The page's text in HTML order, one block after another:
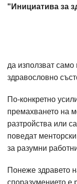
"Инициатива за
да използват
здравословно
По-конкретно
премахването на
разтройства или
поведат
за разумни
Понеже здравето
споразумението е